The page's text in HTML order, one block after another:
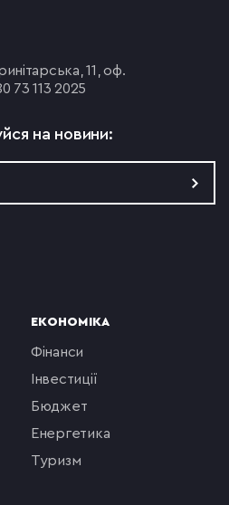
11, оф.
73 113 2025
на новини:
ЕКОНОМІКА
фінанси
інвестиції
бюджет
енергетика
туризм